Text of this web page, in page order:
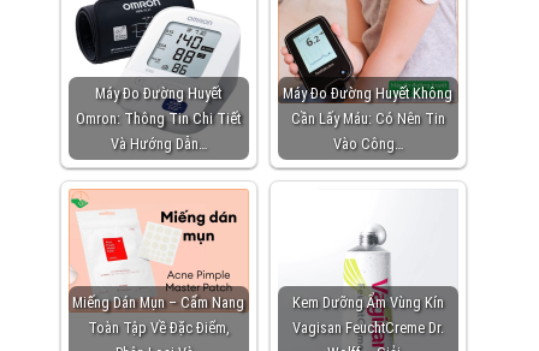
Máy Đo Đường Huyết
Omron: Thông Tin Chi Tiết
Và Hướng Dẫn…
Máy Đo Đường Huyết Không
Cần Lấy Máu: Có Nên Tin
Vào Công…
Miếng Dán Mụn – Cẩm Nang
Toàn Tập Về Đặc Điểm,
Kem Dưỡng Ẩm Vùng Kín
Vagisan FeuchtCreme Dr.